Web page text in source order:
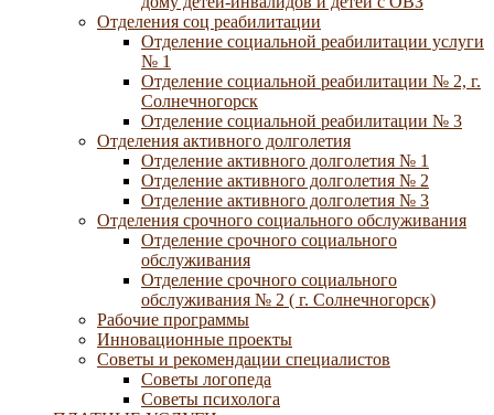
Отделения соц реабилитации
Отделение социальной реабилитации услуги
№ 1
Отделение социальной реабилитации № 2, г.
Солнечногорск
Отделение социальной реабилитации № 3
Отделения активного долголетия
Отделение активного долголетия № 1
Отделение активного долголетия № 2
Отделение активного долголетия № 3
Отделения срочного социального обслуживания
Отделение срочного социального
обслуживания
Отделение срочного социального
обслуживания № 2 ( г. Солнечногорск)
Рабочие программы
Инновационные проекты
Советы и рекомендации специалистов
Советы логопеда
Советы психолога